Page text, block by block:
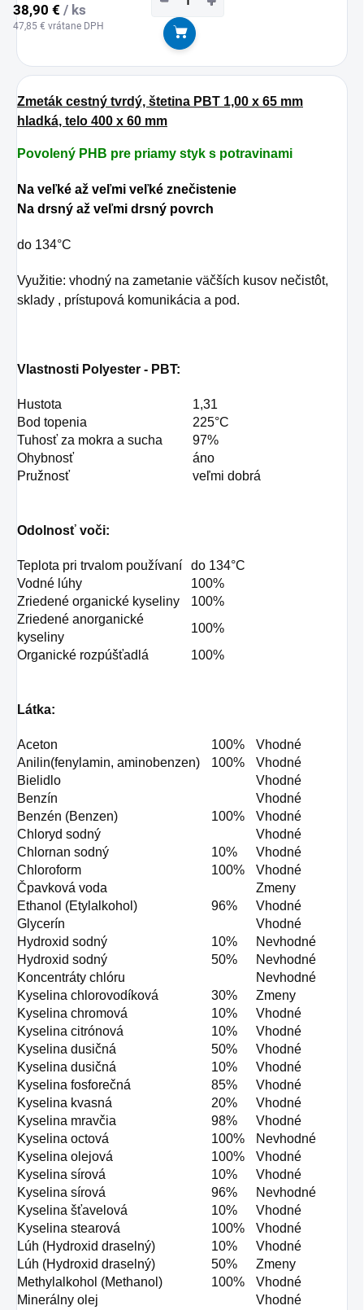
38,90 € / ks
47,85 € vrátane DPH
Do košíka
Zmeták cestný tvrdý, štetina PBT 1,00 x 65 mm
hladká, telo 400 x 60 mm
Povolený PHB pre priamy styk s potravinami
Na veľké až veľmi veľké znečistenie
Na drsný až veľmi drsný povrch
do 134°C
Využitie: vhodný na zametanie väčších kusov nečistôt,
sklady , prístupová komunikácia a pod.
Vlastnosti Polyester - PBT:
Hustota
1,31
Bod topenia
225°C
Tuhosť za mokra a sucha
97%
Ohybnosť
áno
Pružnosť
veľmi dobrá
Odolnosť voči:
Teplota pri trvalom používaní
do 134°C
Vodné lúhy
100%
Zriedené organické kyseliny
100%
Zriedené anorganické
kyseliny
100%
Organické rozpúšťadlá
100%
Látka:
Aceton 100%
Vhodné
Anilin(fenylamin, aminobenzen)
100%
Vhodné
Bielidlo
Vhodné
Benzín
Vhodné
Benzén (Benzen)
100%
Vhodné
Chloryd sodný
Vhodné
Chlornan sodný
10%
Vhodné
Chloroform
100%
Vhodné
Čpavková voda
Zmeny
Ethanol (Etylalkohol)
96%
Vhodné
Glycerín
Vhodné
Hydroxid sodný
10%
Nevhodné
Hydroxid sodný
50%
Nevhodné
Koncentráty chlóru
Nevhodné
Kyselina chlorovodíková
30%
Zmeny
Kyselina chromová
10%
Vhodné
Kyselina citrónová
10%
Vhodné
Kyselina dusičná
50%
Vhodné
Kyselina dusičná
10%
Vhodné
Kyselina fosforečná
85%
Vhodné
Kyselina kvasná
20%
Vhodné
Kyselina mravčia
98%
Vhodné
Kyselina octová
100%
Nevhodné
Kyselina olejová
100%
Vhodné
Kyselina sírová
10%
Vhodné
Kyselina sírová
96%
Nevhodné
Kyselina šťavelová
10%
Vhodné
Kyselina stearová
100%
Vhodné
Lúh (Hydroxid draselný)
10%
Vhodné
Lúh (Hydroxid draselný)
50%
Zmeny
Methylalkohol (Methanol)
100%
Vhodné
Minerálny olej
Vhodné